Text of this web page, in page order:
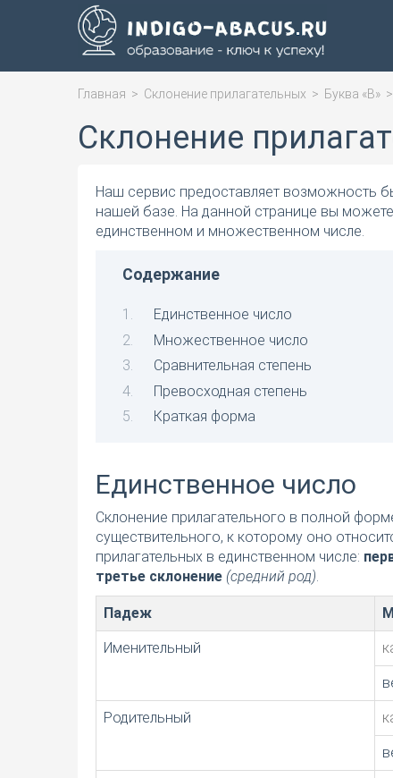
Главная > Склонение прилагательных > Буква «В» >
Склонение
Наш сервис предоставляет возможность
нашей базе. На данной странице вы
единственном и множественном числе.
Содержание
Единственное число
Множественное число
Сравнительная степень
Превосходная степень
Краткая форма
Единственное число
Склонение прилагательного в полной
существительного, к которому оно
прилагательных в единственном числе:
третье склонение (средний род).
Падеж
Именительный
Родительный